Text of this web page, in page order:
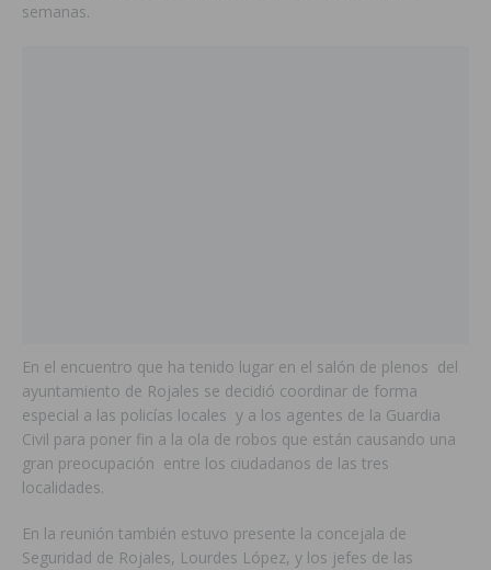
semanas.
En el encuentro que ha tenido lugar en el salón de plenos del
ayuntamiento de Rojales se decidió coordinar de forma
especial a las policías locales y a los agentes de la Guardia
Civil para poner fin a la ola de robos que están causando una
gran preocupación entre los ciudadanos de las tres
localidades.
En la reunión también estuvo presente la concejala de
Seguridad de Rojales, Lourdes López, y los jefes de las